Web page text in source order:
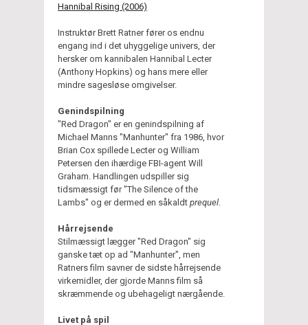
Hannibal Rising (2006)
Instruktør Brett Ratner fører os endnu
engang ind i det uhyggelige univers, der
hersker om kannibalen Hannibal Lecter
(Anthony Hopkins) og hans mere eller
mindre sagesløse omgivelser.
Genindspilning
"Red Dragon" er en genindspilning af
Michael Manns "Manhunter" fra 1986, hvor
Brian Cox spillede Lecter og William
Petersen den ihærdige FBI-agent Will
Graham. Handlingen udspiller sig
tidsmæssigt før "The Silence of the
Lambs" og er dermed en såkaldt prequel
Hårrejsende
Stilmæssigt lægger "Red Dragon" sig
ganske tæt op ad "Manhunter", men
Ratners film savner de sidste hårrejsende
virkemidler, der gjorde Manns film så
skræmmende og ubehageligt nærgående.
Livet på spil